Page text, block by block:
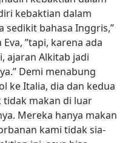
kebaktian dalam
sedikit bahasa Inggris,”
”tapi, karena ada
ajaran Alkitab jadi
Demi menabung
ke Italia, dia dan kedua
makan di luar
Mereka hanya makan
kami tidak sia-